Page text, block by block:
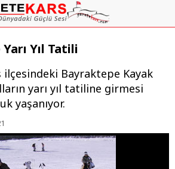
Yıl Tatili
ilçesindeki Bayraktepe Kayak
yarı yıl tatiline girmesi
yaşanıyor.